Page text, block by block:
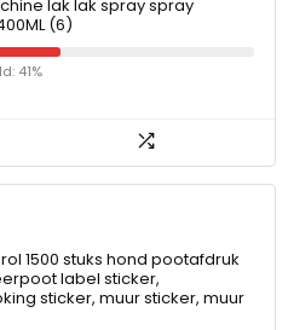
lak lak spray spray
(6)
41%
1500 stuks hond pootafdruk
label sticker,
sticker, muur sticker, muur